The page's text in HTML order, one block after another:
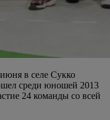
в селе Сукко
среди юношей 2013
24 команды со всей